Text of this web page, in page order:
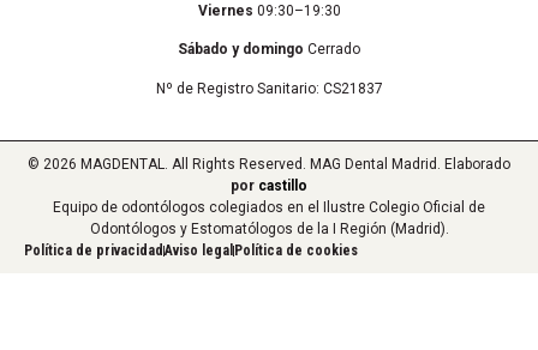
Viernes 09:30–19:30
Sábado y domingo Cerrado
Nº de Registro Sanitario: CS21837
Política de privacidad Aviso legal Política de cookies
© 2026 MAGDENTAL. All Rights Reserved. MAG Dental Madrid. Elaborado
por castillo
Equipo de odontólogos colegiados en el Ilustre Colegio Oficial de
Odontólogos y Estomatólogos de la I Región (Madrid).